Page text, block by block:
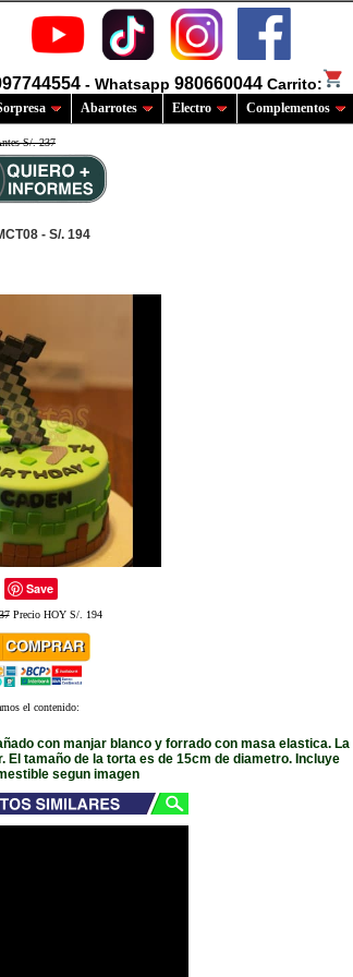
- Whatsapp 980660044 Carrito:
Abarrotes Electro Complementos
S/. 237
- S/. 194
Save
Precio HOY S/. 194
el contenido:
con manjar blanco y forrado con masa elastica. La
tamaño de la torta es de 15cm de diametro. Incluye
segun imagen